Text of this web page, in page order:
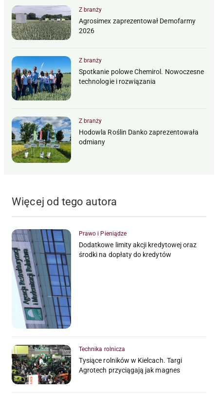
Z branży
Agrosimex zaprezentował Demofarmy
2026
Z branży
Spotkanie polowe Chemirol. Nowoczesne
technologie i rozwiązania
Z branży
Hodowla Roślin Danko zaprezentowała
odmiany
Więcej od tego autora
Prawo i Pieniądze
Dodatkowe limity akcji kredytowej oraz
środki na dopłaty do kredytów
Technika rolnicza
Tysiące rolników w Kielcach. Targi
Agrotech przyciągają jak magnes